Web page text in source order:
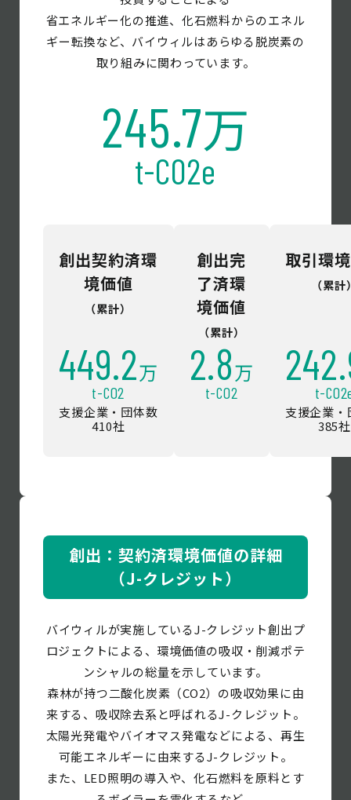
省エネルギー化の推進、化石燃料からのエネル
ギー転換など、バイウィルはあらゆる脱炭素の
取り組みに関わっています。
245.7万
t-CO2e
創出契約済環
境価値
（累計）
449.2万
t-CO2
支援企業・団体数
410社
創出完
了済環
境価値
（累計）
2.8万
t-CO2
取引環
（累計
t-
支援企業・
385社
創出：契約済環境価値の詳細
（J-クレジット）
バイウィルが実施しているJ-クレジット創出プ
ロジェクトによる、環境価値の吸収・削減ポテ
ンシャルの総量を示しています。
森林が持つ二酸化炭素（CO2）の吸収効果に由
来する、吸収除去系と呼ばれるJ-クレジット。
太陽光発電やバイオマス発電などによる、再生
可能エネルギーに由来するJ-クレジット。
また、LED照明の導入や、化石燃料を原料とす